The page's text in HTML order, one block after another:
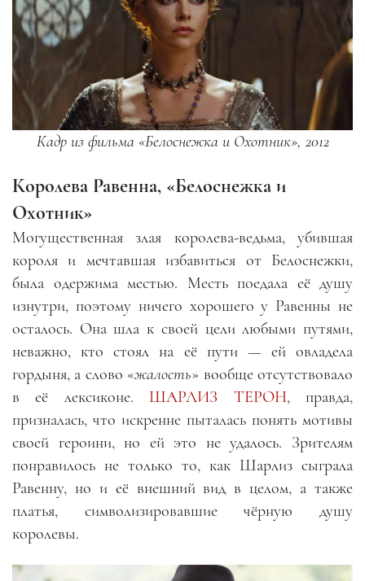
Кадр из фильма «Белоснежка и Охотник», 2012
Королева Равенна, «Белоснежка и
Охотник»
Могущественная злая королева-ведьма, убившая
короля и мечтавшая избавиться от Белоснежки,
была одержима местью. Месть поедала её душу
изнутри, поэтому ничего хорошего у Равенны не
осталось. Она шла к своей цели любыми путями,
неважно, кто стоял на её пути — ей овладела
гордыня, а слово «жалость» вообще отсутствовало
в её лексиконе. ШАРЛИЗ ТЕРОН, правда,
призналась, что искренне пыталась понять мотивы
своей героини, но ей это не удалось. Зрителям
понравилось не только то, как Шарлиз сыграла
Равенну, но и её внешний вид в целом, а также
платья, символизировавшие чёрную душу
королевы.